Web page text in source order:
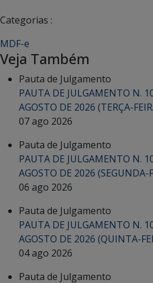
Categorias :
MDF-e
Veja Também
Pauta de Julgamento
PAUTA DE JULGAMENTO N.
AGOSTO DE 2026 (TERÇA-
07 ago 2026
Pauta de Julgamento
PAUTA DE JULGAMENTO N.
AGOSTO DE 2026 (SEGUNDA-
06 ago 2026
Pauta de Julgamento
PAUTA DE JULGAMENTO N.
AGOSTO DE 2026 (QUINTA-
04 ago 2026
Pauta de Julgamento